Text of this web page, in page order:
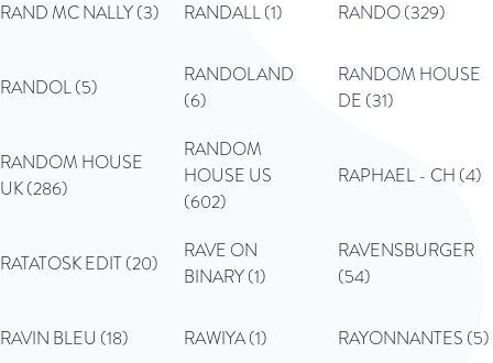
RAND MC NALLY (3) RANDALL (1) RANDO (329)
RANDOL (5)
RANDOLAND
(6)
RANDOM HOUSE
DE (31)
RANDOM HOUSE
UK (286)
RANDOM
HOUSE US
(602)
RAPHAEL - CH (4)
RATATOSK EDIT (20)
RAVE ON
BINARY (1)
RAVENSBURGER
(54)
RAVIN BLEU (18) RAWIYA (1) RAYONNANTES (5)